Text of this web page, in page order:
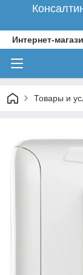
Интернет-
Товары и